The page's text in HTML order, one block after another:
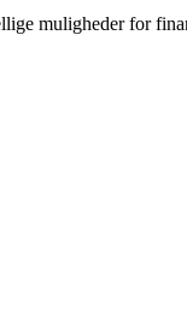
muligheder for